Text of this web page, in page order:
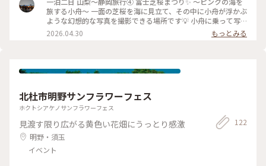
旅する小舟〜 一面の芝桜を海に見立て、その中に小舟が浮かぶ
ような幻想的な写真を撮影できる場所です💡 小舟に乗って写
真撮ってる方が沢山😊 この辺りは、満開までもう少しかなー
2026.04.30 もっとみる
北杜市明野サンフラワーフェス
ホクトシアケノサンフラワーフェス
見渡す限り広がる黄色い花畑にうっとり感激
明野・須玉
イベント
122